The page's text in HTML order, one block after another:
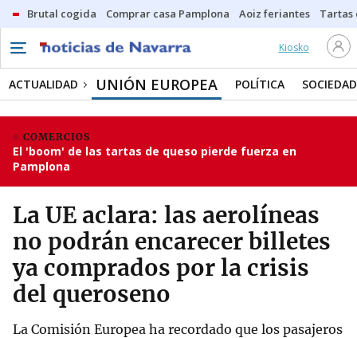
Brutal cogida Comprar casa Pamplona Aoiz feriantes Tartas
Kiosko
ACTUALIDAD UNIÓN EUROPEA POLÍTICA SOCIEDAD
COMERCIOS
El 'boom' de las tartas de queso pierde fuerza en
Pamplona
La UE aclara: las aerolíneas
no podrán encarecer billetes
ya comprados por la crisis
del queroseno
La Comisión Europea ha recordado que los pasajeros